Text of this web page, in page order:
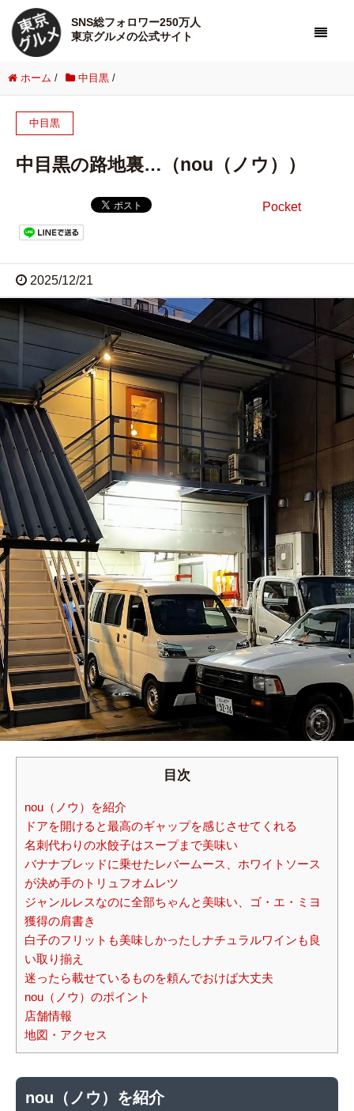
SNS総フォロワー250万人
東京グルメの公式サイト
ホーム / 中目黒 /
中目黒
中目黒の路地裏…（nou（ノウ））
Pocket
2025/12/21
目次
nou（ノウ）を紹介
ドアを開けると最高のギャップを感じさせてくれる
名刺代わりの水餃子はスープまで美味い
バナナブレッドに乗せたレバームース、ホワイトソース
が決め手のトリュフオムレツ
ジャンルレスなのに全部ちゃんと美味い、ゴ・エ・ミヨ
獲得の肩書き
白子のフリットも美味しかったしナチュラルワインも良
い取り揃え
迷ったら載せているものを頼んでおけば大丈夫
nou（ノウ）のポイント
店舗情報
地図・アクセス
nou（ノウ）を紹介